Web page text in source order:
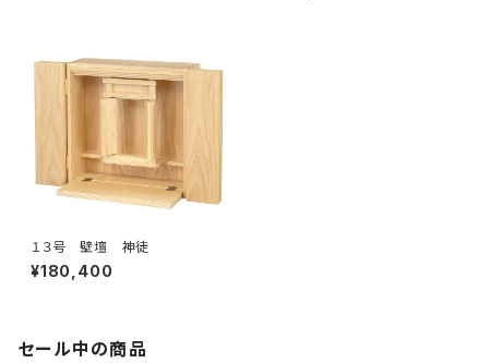
１３号 壁壇 神徒
¥180,400
セール中の商品